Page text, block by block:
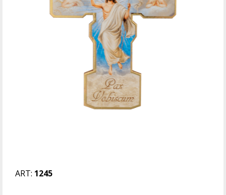
ART: 1245